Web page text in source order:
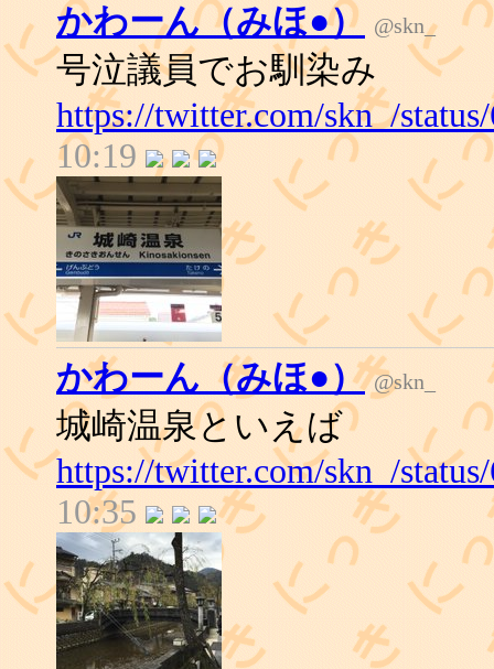
かわーん（みほ●）
@skn_
号泣議員でお馴染み
https://twitter.com/skn_/
10:19
かわーん（みほ●） @skn_
城崎温泉といえば
https://twitter.com/skn_/
10:35